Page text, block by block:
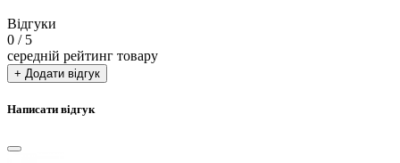
Відгуки
0 / 5
середній рейтинг товару
+ Додати відгук
Написати відгук